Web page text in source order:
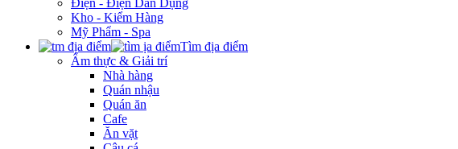
Điện - Điện Dân Dụng
Kho - Kiểm Hàng
Mỹ Phẩm - Spa
Tìm địa điểm
Ẩm thực & Giải trí
Nhà hàng
Quán nhậu
Quán ăn
Cafe
Ăn vặt